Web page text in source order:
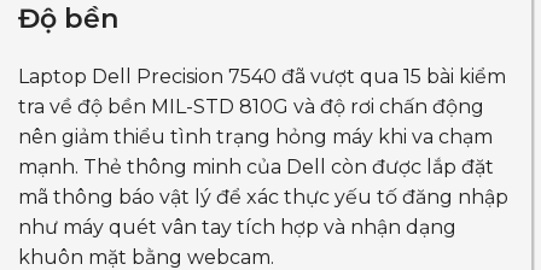
Độ bền
Laptop Dell Precision 7540 đã vượt qua 15 bài kiểm
tra về độ bền MIL-STD 810G và độ rơi chấn động
nên giảm thiểu tình trạng hỏng máy khi va chạm
mạnh. Thẻ thông minh của Dell còn được lắp đặt
mã thông báo vật lý để xác thực yếu tố đăng nhập
như máy quét vân tay tích hợp và nhận dạng
khuôn mặt bằng webcam.